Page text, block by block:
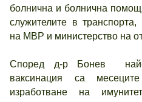
болнична и болнична
служителите в транспорта,
на МВР и министерство на
Според д-р Бонев най-
ваксинация са
изработване на